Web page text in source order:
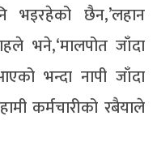
छैन,’लहान
भने,‘मालपोत जाँदा
भन्दा नापी जाँदा
कर्मचारीको रबैयाले